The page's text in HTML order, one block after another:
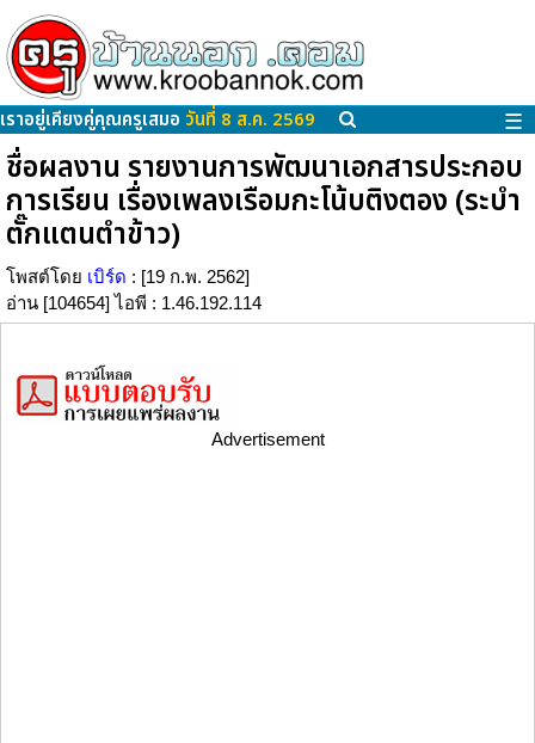
เราอยู่เคียงคู่คุณครูเสมอ วันที่ 8 ส.ค. 2569 ☰
ชื่อผลงาน รายงานการพัฒนาเอกสารประกอบ
การเรียน เรื่องเพลงเรือมกะโน้บติงตอง (ระบำ
ตั๊กแตนตำข้าว)
โพสต์โดย เบิร์ด : [19 ก.พ. 2562]
อ่าน [104654] ไอพี : 1.46.192.114
Advertisement